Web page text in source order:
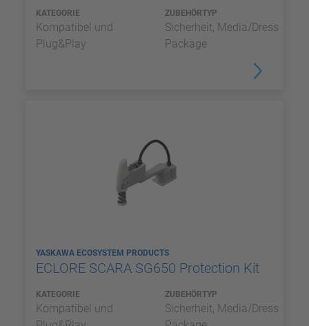
KATEGORIE
Kompatibel und
Plug&Play
ZUBEHÖRTYP
Sicherheit, Media/Dress
Package
YASKAWA ECOSYSTEM PRODUCTS
ECLORE SCARA SG650 Protection Kit
KATEGORIE
Kompatibel und
ZUBEHÖRTYP
Sicherheit, Media/Dress